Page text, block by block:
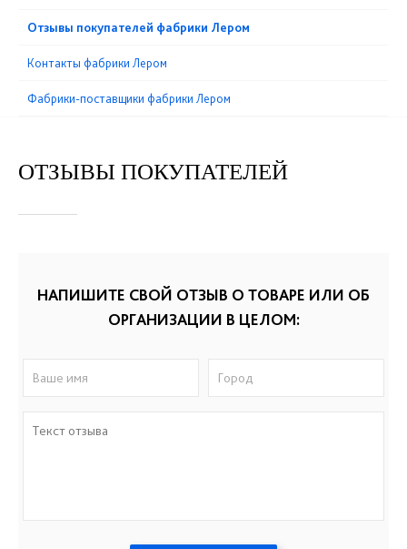
Отзывы покупателей фабрики Лером
Контакты фабрики Лером
Фабрики-поставщики фабрики Лером
ОТЗЫВЫ ПОКУПАТЕЛЕЙ
НАПИШИТЕ СВОЙ ОТЗЫВ О ТОВАРЕ ИЛИ ОБ
ОРГАНИЗАЦИИ В ЦЕЛОМ: